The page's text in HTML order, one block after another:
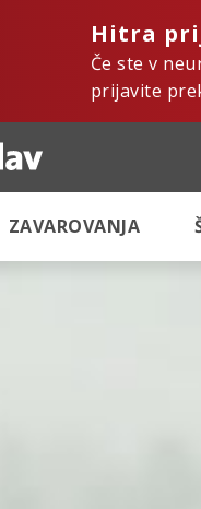
Hitra
Če ste v
prijavite
ZAVAROVANJA